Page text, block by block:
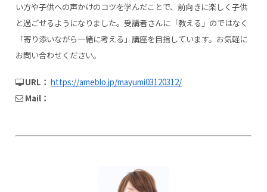
い方や子供への声かけのコツを学んだことで、前向きに楽しく子供
と過ごせるようになりました。受講者さんに「教える」のではなく
「寄り添いながら一緒に考える」講座を目指しています。お気軽に
お問い合わせください。
URL： https://ameblo.jp/mayumi03120312/
Mail：